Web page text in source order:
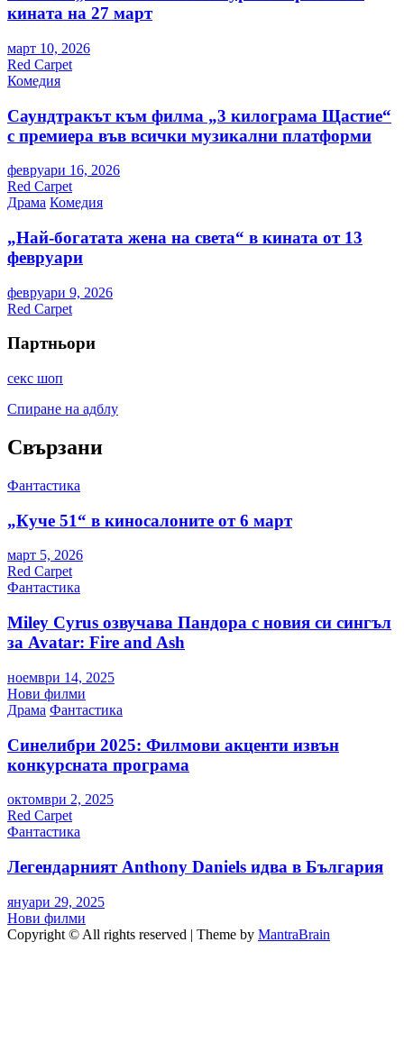
кината на 27 март
март 10, 2026
Red Carpet
Комедия
Саундтракът към филма „3 килограма Щастие“
с премиера във всички музикални платформи
февруари 16, 2026
Red Carpet
Драма Комедия
„Най-богатата жена на света“ в кината от 13
февруари
февруари 9, 2026
Red Carpet
Партньори
секс шоп
Спиране на адблу
Свързани
Фантастика
„Куче 51“ в киносалоните от 6 март
март 5, 2026
Red Carpet
Фантастика
Miley Cyrus озвучава Пандора с новия си сингъл
за Avatar: Fire and Ash
ноември 14, 2025
Нови филми
Драма Фантастика
Синелибри 2025: Филмови акценти извън
конкурсната програма
октомври 2, 2025
Red Carpet
Фантастика
Легендарният Anthony Daniels идва в България
януари 29, 2025
Нови филми
Copyright © All rights reserved | Theme by MantraBrain